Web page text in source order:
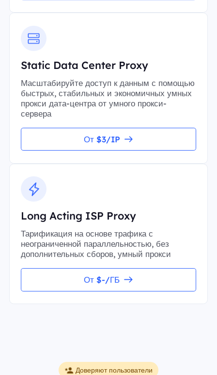
Static Data Center Proxy
Масштабируйте доступ к данным с помощью
быстрых, стабильных и экономичных умных
прокси дата-центра от умного прокси-
сервера
От $3/IP
Long Acting ISP Proxy
Тарификация на основе трафика с
неограниченной параллельностью, без
дополнительных сборов, умный прокси
От $-/ГБ
Доверяют пользователи